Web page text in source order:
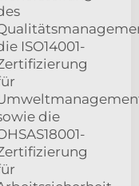
ISO14001-
die